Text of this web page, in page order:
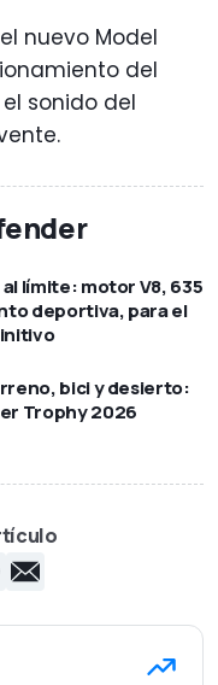
nuevo Model
del
sonido del
límite: motor V8, 635
deportiva, para el
bici y desierto:
Trophy 2026